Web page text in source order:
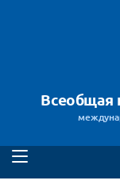
Всеобщая